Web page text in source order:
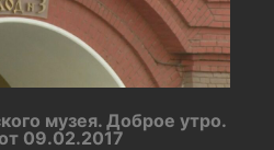
музея. Доброе утро.
09.02.2017